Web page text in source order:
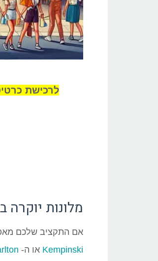
לרכישת
מלונות יוקרה
אם התקציב שלכם
Kempinski או ה-